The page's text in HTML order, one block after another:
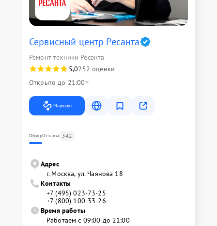
Сервисный центр Ресанта
Ремонт техники Ресанта
5,0252 оценки
Открыто до 21:00
Маршрут
ОбзорОтзывы 342
Адрес
г. Москва, ул. Чаянова 18
Контакты
+7 (495) 023-73-25
+7 (800) 100-33-26
Время работы
Работаем с 09:00 до 21:00